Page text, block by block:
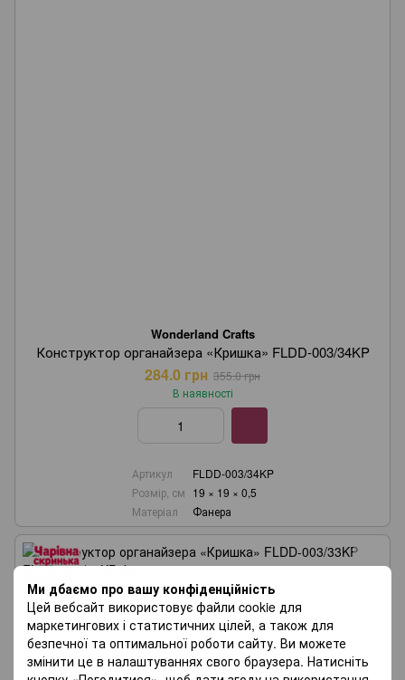
Ми дбаємо про вашу конфіденційність
Цей вебсайт використовує файли cookie для
маркетингових і статистичних цілей, а також для
безпечної та оптимальної роботи сайту. Ви можете
змінити це в налаштуваннях свого браузера. Натисніть
Wonderland Crafts
Конструктор органайзера «Кришка» FLDD-003/34KP
284.0 грн 355.0 грн
В наявності
Артикул
FLDD-003/34KP
Розмір, см 19 × 19 × 0,5
Матеріал
Фанера
−20%